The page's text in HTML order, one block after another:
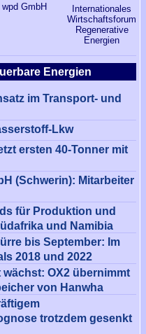
Energien
im Transport- und
Lkw
ersten 40-Tonner mit
(Schwerin): Mitarbeiter
für Produktion und
und Namibia
bis September: Im
2018 und 2022
OX2 übernimmt
von Hanwha
trotzdem gesenkt
wpd GmbH
Internationales
Wirtschaftsforum
Regenerative
Energien